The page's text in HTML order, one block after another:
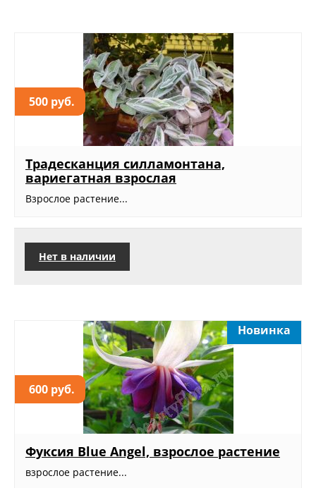
500 руб.
Традесканция силламонтана,
вариегатная взрослая
Взрослое растение...
Нет в наличии
600 руб.
Новинка
Фуксия Blue Angel, взрослое растение
взрослое растение...